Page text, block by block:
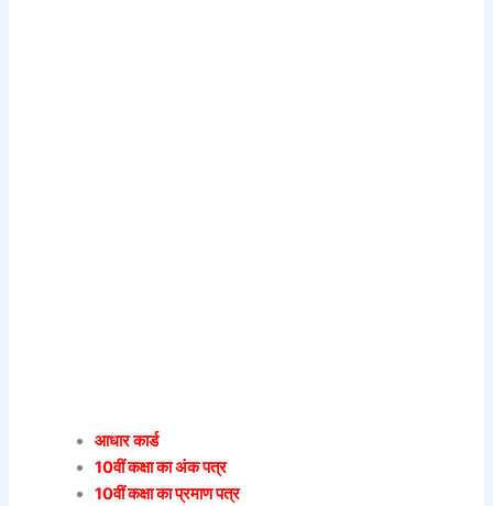
आधार कार्ड
10वीं कक्षा का अंक पत्र
10वीं कक्षा का प्रमाण पत्र